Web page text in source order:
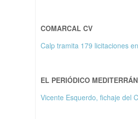
COMARCAL CV
Calp tramita 179 licitaciones
EL PERIÓDICO
Vicente Esquerdo, fichaje del